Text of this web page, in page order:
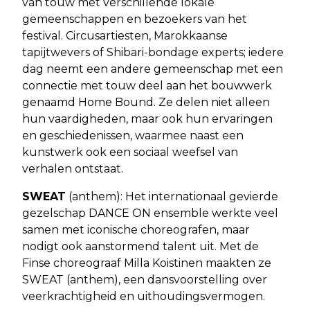
gemeenschappen en bezoekers van het
festival. Circusartiesten, Marokkaanse
tapijtwevers of Shibari-bondage experts; iedere
dag neemt een andere gemeenschap met een
connectie met touw deel aan het bouwwerk
genaamd Home Bound. Ze delen niet alleen
hun vaardigheden, maar ook hun ervaringen
en geschiedenissen, waarmee naast een
kunstwerk ook een sociaal weefsel van
verhalen ontstaat.
SWEAT (anthem): Het internationaal gevierde
gezelschap DANCE ON ensemble werkte veel
samen met iconische choreografen, maar
nodigt ook aanstormend talent uit. Met de
Finse choreograaf Milla Koistinen maakten ze
SWEAT (anthem), een dansvoorstelling over
veerkrachtigheid en uithoudingsvermogen.